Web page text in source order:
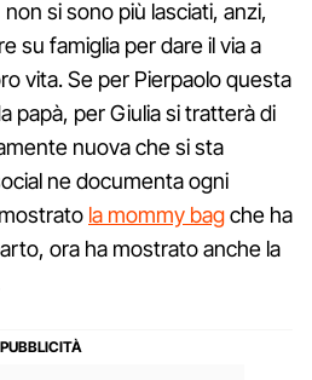
si sono più lasciati, anzi,
su famiglia per dare il via a
vita. Se per Pierpaolo questa
papà, per Giulia si tratterà di
nuova che si sta
ne documenta ogni
la mommy bagche ha
ora ha mostrato anche la